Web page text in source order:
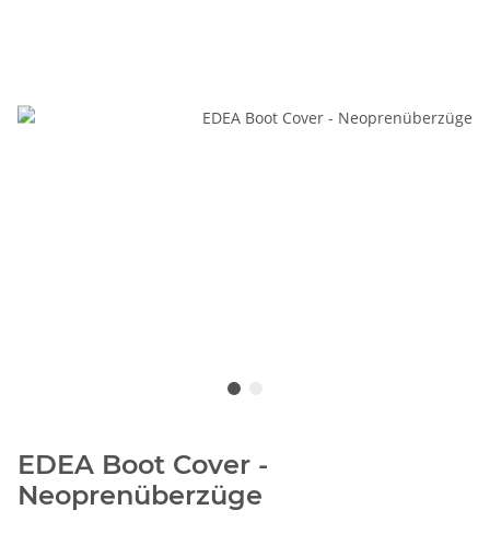
EDEA Boot Cover -
Neoprenüberzüge